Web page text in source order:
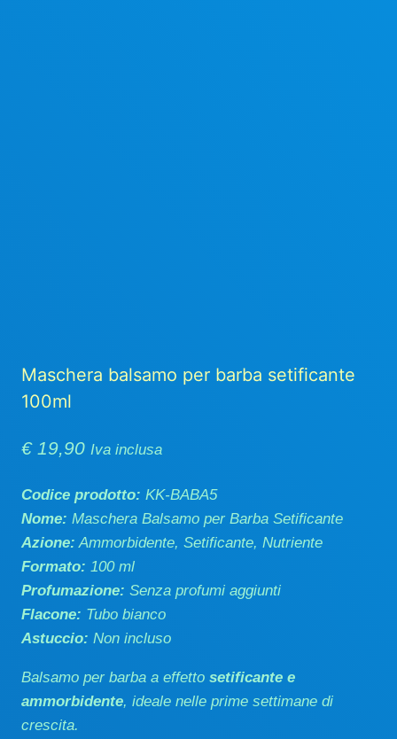
Maschera balsamo per barba setificante
100ml
€19,90 Iva inclusa
Codice prodotto: KK-BABA5
Nome: Maschera Balsamo per Barba Setificante
Azione: Ammorbidente, Setificante, Nutriente
Formato: 100 ml
Profumazione: Senza profumi aggiunti
Flacone: Tubo bianco
Astuccio: Non incluso
Balsamo per barba a effetto setificante e
ammorbidente, ideale nelle prime settimane di
crescita.